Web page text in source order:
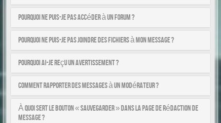
Pourquoi ne puis-je pas accéder à un forum ?
Pourquoi ne puis-je pas joindre des fichiers à mon message ?
Pourquoi ai-je reçu un avertissement ?
Comment rapporter des messages à un modérateur ?
À quoi sert le bouton « Sauvegarder » dans la page de rédaction de
message ?